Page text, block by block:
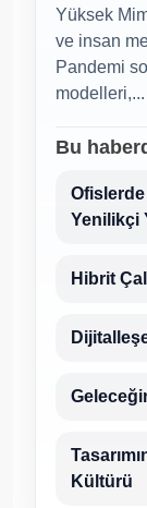
Yüksek
ve insan
Pandemi
modelleri,...
Bu
Yenilikçi
Hibrit
Kültürü